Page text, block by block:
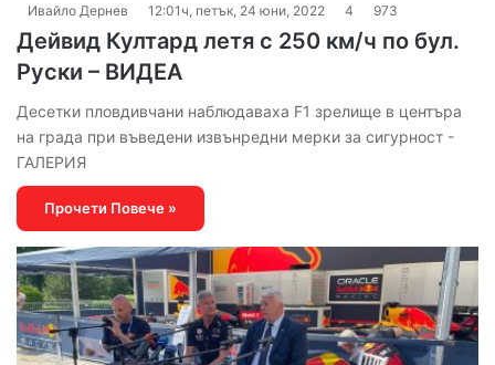
Ивайло Дернев 12:01ч, петък, 24 юни, 2022 4 973
Дейвид Култард летя с 250 км/ч по бул.
Руски – ВИДЕА
Десетки пловдивчани наблюдаваха F1 зрелище в центъра
на града при въведени извънредни мерки за сигурност -
ГАЛЕРИЯ
Прочети Повече »